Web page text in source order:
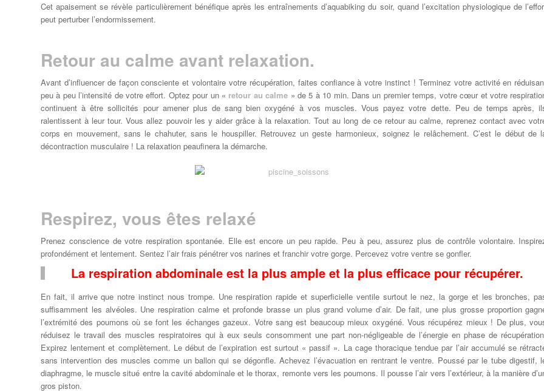
Cet apaisement se révèle particulièrement bénéfique après les entraînements d’aquabiking du soir, quand l’excitation physiologique de
peut perturber l’endormissement.
Retour au calme avant relaxation.
Avant d’influencer de façon consciente et volontaire votre récupération, faites confiance à votre instinct ! Terminez votre activité en
peu à peu l’intensité de votre effort. Optez pour un « retour au calme » de 5 à 10 min. Dans un premier temps, votre cœur et votre
continuent à être sollicités pour amener plus de sang bien oxygéné à vos muscles. Vous payez votre dette. Peu de temps après,
ralentissent à leur tour. Vous allez pouvoir les y aider grâce à la relaxation. Tout au long de ce retour au calme, reprenez contact avec
corps en mouvement, sans le chahuter, sans le houspiller. Retrouvez un geste harmonieux, soignez le relâchement. C’est le début de
décontraction musculaire ! La relaxation peaufinera la démarche.
Respirez, vous êtes relaxé
Prenez conscience de votre respiration spontanée. Elle est encore un peu rapide. Peu à peu, assurez plus de contrôle volontaire.
profondément et lentement. Sentez l’air frais pénétrer vos narines et franchir votre gorge. Percevez votre ventre se gonfler.
La respiration abdominale est la plus ample et la plus efficace pour récupérer.
En fait, il arrive que notre instinct nous trompe. Une respiration rapide et superficielle ventile surtout le nez, la gorge et les bronches,
suffisamment les alvéoles. Une respiration calme et profonde brasse un plus grand volume d’air. De fait, une plus grosse proportion
l’extrémité des poumons où se font les échanges gazeux. Votre sang est beaucoup mieux oxygéné. Vous récupérez mieux ! De plus,
réduisez le travail des muscles respiratoires qui à eux seuls consomment une part non-négligeable de l’énergie en phase de
Expirez lentement et complètement. Le début de l’expiration est surtout « passif ». La cage thoracique tendue par l’air accumulé se
sans intervention des muscles comme un ballon qui se dégonfle. Achevez l’évacuation en rentrant le ventre. Poussé par le tube digestif,
diaphragme, le muscle situé entre la cavité abdominale et le thorax, remonte vers les poumons. Il pousse l’air vers l’extérieur, à la manière
gros piston.